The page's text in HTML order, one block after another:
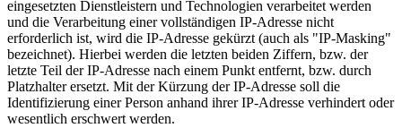
eingesetzten Dienstleistern und Technologien verarbeitet werden
und die Verarbeitung einer vollständigen IP-Adresse nicht
erforderlich ist, wird die IP-Adresse gekürzt (auch als "IP-Masking"
bezeichnet). Hierbei werden die letzten beiden Ziffern, bzw. der
letzte Teil der IP-Adresse nach einem Punkt entfernt, bzw. durch
Platzhalter ersetzt. Mit der Kürzung der IP-Adresse soll die
Identifizierung einer Person anhand ihrer IP-Adresse verhindert oder
wesentlich erschwert werden.